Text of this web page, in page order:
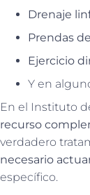
Drenaje
Prendas
Ejercicio
Y en
En el Instituto
recurso
verdadero
necesario
específico.